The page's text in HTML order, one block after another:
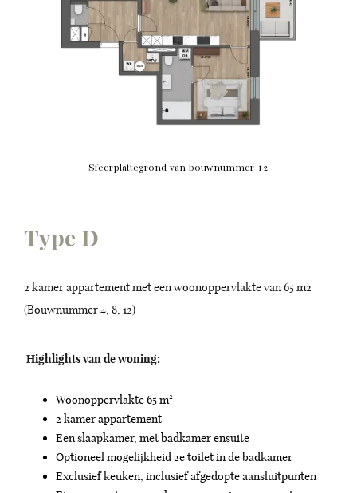
Sfeerplattegrond van bouwnummer 12
Type D
2 kamer appartement met een woonoppervlakte van 65 m2
(Bouwnummer 4, 8, 12)
Highlights van de woning:
Woonoppervlakte 65 m²
2 kamer appartement
Een slaapkamer, met badkamer ensuite
Optioneel mogelijkheid 2e toilet in de badkamer
Exclusief keuken, inclusief afgedopte aansluitpunten